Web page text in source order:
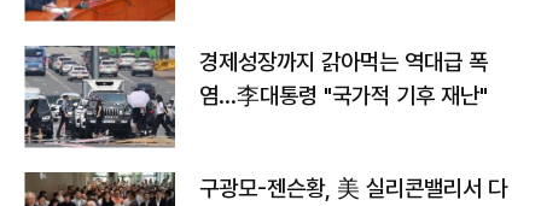
경제성장까지 갉아먹는 역대급 폭
염…李대통령 "국가적 기후 재난"
구광모-젠슨황, 美 실리콘밸리서 다